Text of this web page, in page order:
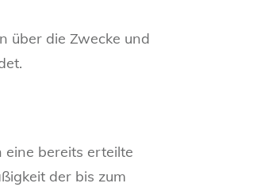
über die Zwecke und
bereits erteilte
der bis zum